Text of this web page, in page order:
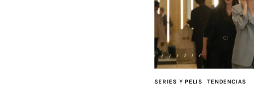
SERIES Y PELIS TENDENCIAS